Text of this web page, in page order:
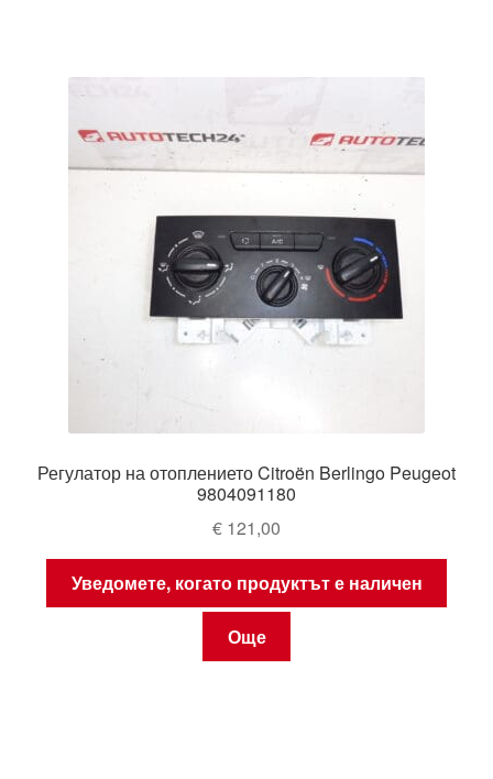
Регулатор на отоплението Citroën Berlingo Peugeot
9804091180
€ 121,00
Уведомете, когато продуктът е наличен
Още